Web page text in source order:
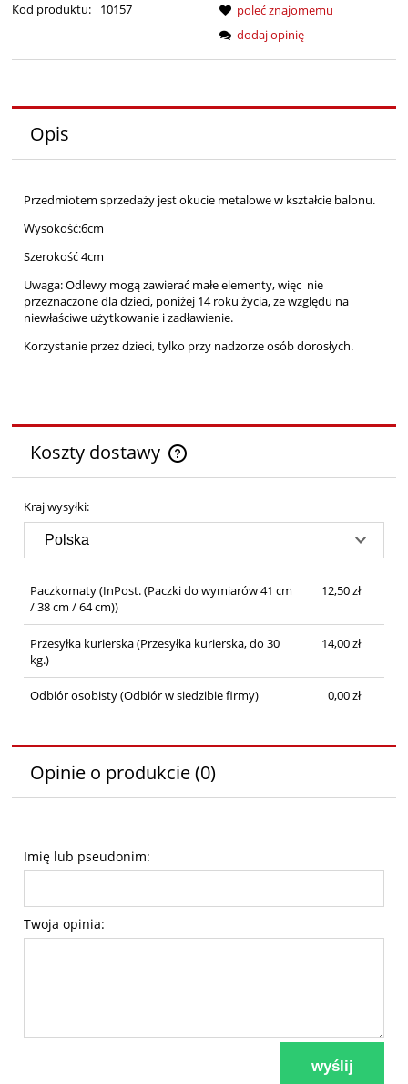
Kod produktu:
10157
poleć znajomemu
dodaj opinię
Opis
Przedmiotem sprzedaży jest okucie metalowe w kształcie balonu.
Wysokość:6cm
Szerokość 4cm
Uwaga: Odlewy mogą zawierać małe elementy, więc nie
przeznaczone dla dzieci, poniżej 14 roku życia, ze względu na
niewłaściwe użytkowanie i zadławienie.
Korzystanie przez dzieci, tylko przy nadzorze osób dorosłych.
Koszty dostawy
Cena nie zawiera ewentualnych kosztów płatności
Kraj wysyłki:
Paczkomaty(InPost. (Paczki do wymiarów 41 cm
/ 38 cm / 64 cm))
12,50 zł
Przesyłka kurierska(Przesyłka kurierska, do 30
kg.)
14,00 zł
Odbiór osobisty(Odbiór w siedzibie firmy) 0,00 zł
Opinie o produkcie (0)
Imię lub pseudonim:
Twoja opinia:
wyślij